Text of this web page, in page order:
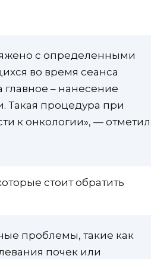
с определенными
во время сеанса
– нанесение
Такая процедура при
к онкологии», — отметил
стоит обратить
проблемы, такие как
почек или